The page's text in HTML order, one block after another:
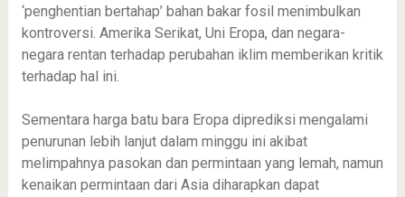
‘penghentian bertahap’ bahan bakar fosil menimbulkan
kontroversi. Amerika Serikat, Uni Eropa, dan negara-
negara rentan terhadap perubahan iklim memberikan kritik
terhadap hal ini.
Sementara harga batu bara Eropa diprediksi mengalami
penurunan lebih lanjut dalam minggu ini akibat
melimpahnya pasokan dan permintaan yang lemah, namun
kenaikan permintaan dari Asia diharapkan dapat